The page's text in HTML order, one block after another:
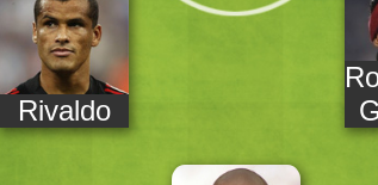
Rivaldo